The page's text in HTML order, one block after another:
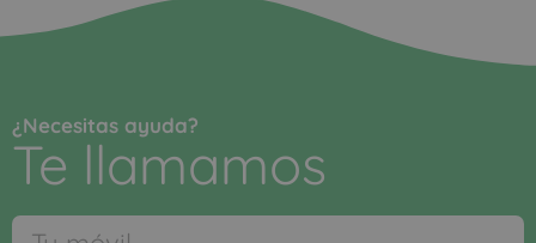
¿Necesitas ayuda?
Te llamamos